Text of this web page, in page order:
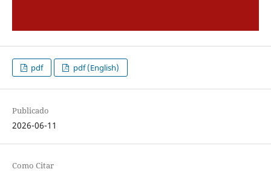
pdf pdf (English)
Publicado
2026-06-11
Como Citar